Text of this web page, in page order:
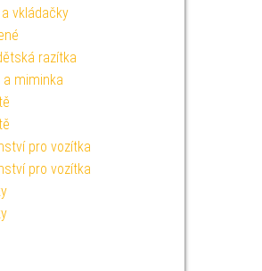
vkládačky
razítka
a miminka
pro vozítka
pro vozítka